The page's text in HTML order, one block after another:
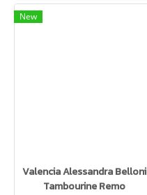
New
Valencia Alessandra Belloni
Tambourine Remo